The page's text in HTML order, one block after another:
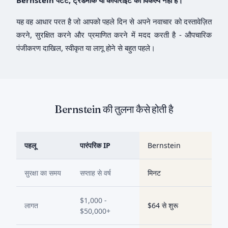
यह वह आधार परत है जो आपको पहले दिन से अपने नवाचार को दस्तावेज़ित
करने, सुरक्षित करने और प्रमाणित करने में मदद करती है - औपचारिक
पंजीकरण दाखिल, स्वीकृत या लागू होने से बहुत पहले।
Bernstein की तुलना कैसे होती है
पहलू पारंपरिक IP Bernstein
सुरक्षा का समय सप्ताह से वर्ष मिनट
लागत
$1,000 -
$50,000+
$64 से शुरू